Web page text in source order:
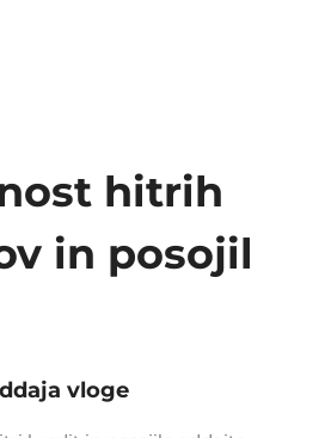
hitrih
in posojil
vloge